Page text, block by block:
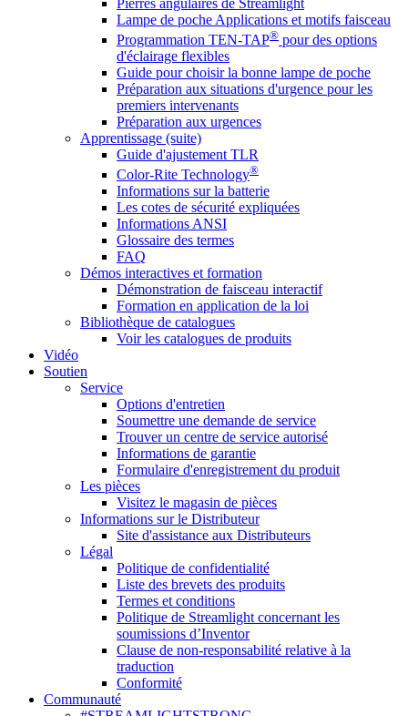
Lampe de poche Applications et motifs faisceau
Programmation TEN-TAP® pour des options
d'éclairage flexibles
Guide pour choisir la bonne lampe de poche
Préparation aux situations d'urgence pour les
premiers intervenants
Préparation aux urgences
Apprentissage (suite)
Guide d'ajustement TLR
Color-Rite Technology®
Informations sur la batterie
Les cotes de sécurité expliquées
Informations ANSI
Glossaire des termes
FAQ
Démos interactives et formation
Démonstration de faisceau interactif
Formation en application de la loi
Bibliothèque de catalogues
Voir les catalogues de produits
Vidéo
Soutien
Service
Options d'entretien
Soumettre une demande de service
Trouver un centre de service autorisé
Informations de garantie
Formulaire d'enregistrement du produit
Les pièces
Visitez le magasin de pièces
Informations sur le Distributeur
Site d'assistance aux Distributeurs
Légal
Politique de confidentialité
Liste des brevets des produits
Termes et conditions
Politique de Streamlight concernant les
soumissions d’Inventor
Clause de non-responsabilité relative à la
traduction
Conformité
Communauté